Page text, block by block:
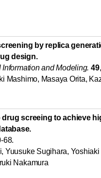
by replica
design.
and Modeling. 49
Mashimo, Masaya Orita,
screeing to achieve
68.
Yuusuke Sugihara,
Nakamura